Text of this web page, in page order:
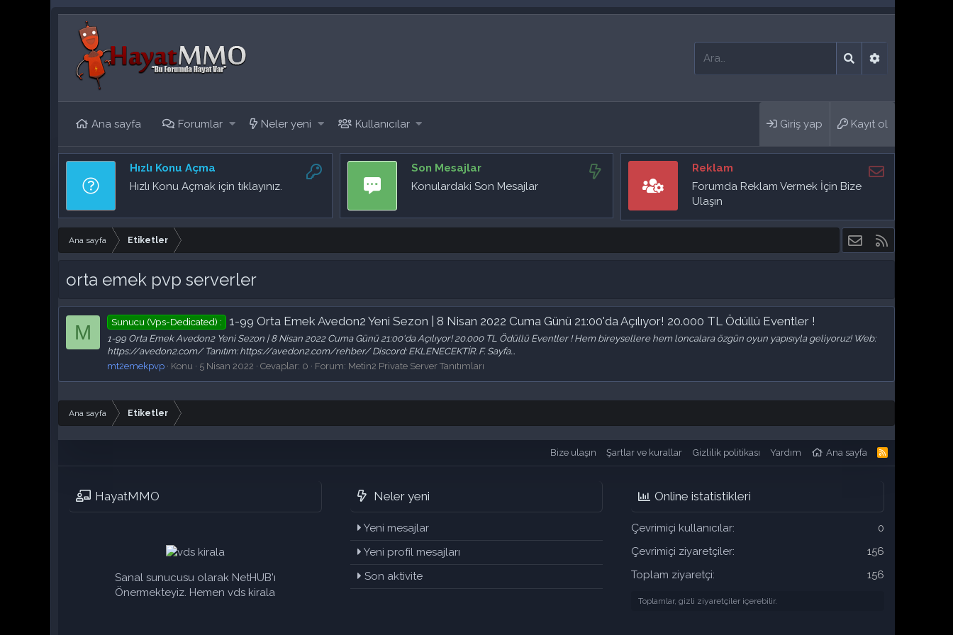
Ana sayfa Forumlar Neler yeni Kullanıcılar Giriş yap Kayıt ol
Hızlı Konu Açma
Hızlı Konu Açmak için tıklayınız.
Son Mesajlar
Konulardaki Son Mesajlar
Reklam
Forumda Reklam Vermek İçin Bize
Ulaşın
Ana sayfa Etiketler Bize ulaşın
orta emek pvp serverler
M Sunucu (Vps-Dedicated) : 1-99 Orta Emek Avedon2 Yeni Sezon | 8 Nisan 2022 Cuma Günü 21:00'da Açılıyor! 20.000 TL Ödüllü Eventler !
1-99 Orta Emek Avedon2 Yeni Sezon | 8 Nisan 2022 Cuma Günü 21:00'da Açılıyor! 20.000 TL Ödüllü Eventler ! Hem bireysellere hem loncalara özgün oyun yapısıyla geliyoruz! Web:
https://avedon2.com/ Tanıtım: https://avedon2.com/rehber/ Discord: EKLENECEKTİR. F. Sayfa...
mt2emekpvp
Konu 5 Nisan 2022 Cevaplar: 0 Forum: Metin2 Private Server Tanıtımları
Ana sayfa Etiketler
Bize ulaşın Şartlar ve kurallar Gizlilik politikası Yardım Ana sayfa
R
HayatMMO
Sanal sunucusu olarak NetHUB'ı
Önermekteyiz. Hemen vds kirala
Neler yeni
Yeni mesajlar
Yeni profil mesajları
Son aktivite
Online istatistikleri
Çevrimiçi kullanıcılar
0
Çevrimiçi ziyaretçiler
156
Toplam ziyaretçi
156
Toplamlar, gizli ziyaretçiler içerebilir.